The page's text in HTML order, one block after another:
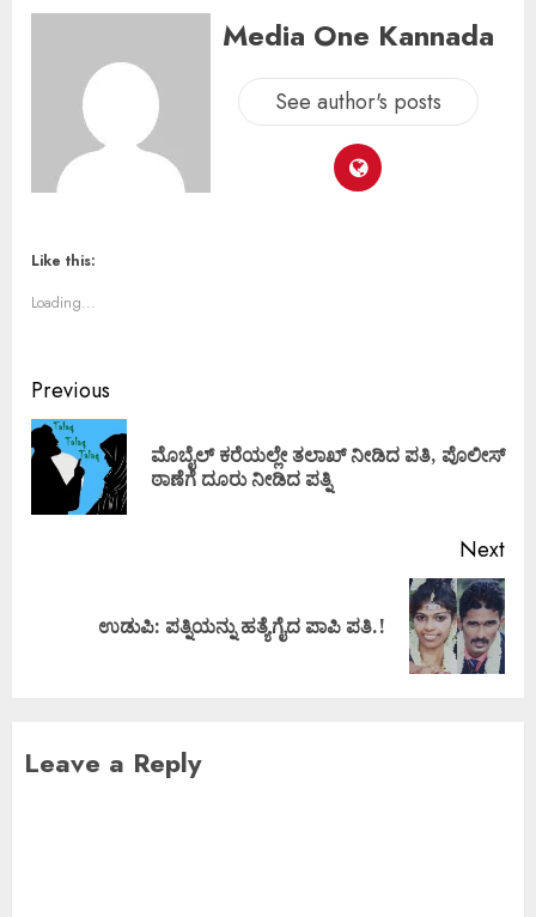
Media One Kannada
See author's posts
Like this:
Loading...
Previous
ಮೊಬೈಲ್ ಕರೆಯಲ್ಲೇ ತಲಾಖ್ ನೀಡಿದ ಪತಿ, ಪೊಲೀಸ್
ಠಾಣೆಗೆ ದೂರು ನೀಡಿದ ಪತ್ನಿ
Next
ಉಡುಪಿ: ಪತ್ನಿಯನ್ನು ಹತ್ಯೆಗೈದ ಪಾಪಿ ಪತಿ.!
Leave a Reply